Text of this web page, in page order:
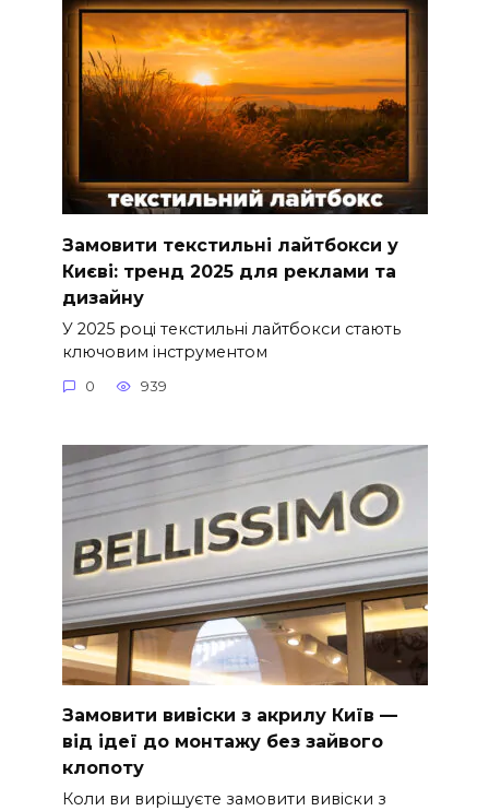
Замовити текстильні лайтбокси у
Києві: тренд 2025 для реклами та
дизайну
У 2025 році текстильні лайтбокси стають
ключовим інструментом
0 939
Замовити вивіски з акрилу Київ —
від ідеї до монтажу без зайвого
клопоту
Коли ви вирішуєте замовити вивіски з